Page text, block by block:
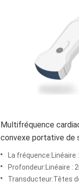
Multifréquence
convexe portative de
d'ultrason de Wifi
La fréquence:Linéaire : 7,5/10 MHz,
Profondeur:Linéaire : 20-100 mm,
Transducteur:Têtes doubles